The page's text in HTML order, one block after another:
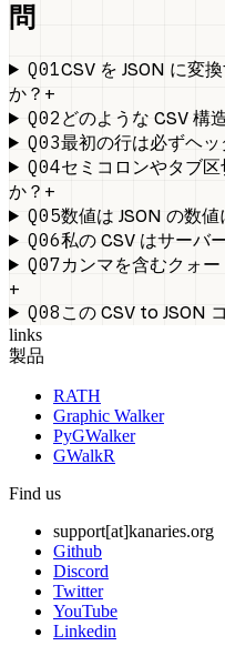
問
Q01CSV を JSON に変
か？ +
Q02 どのような CSV 構
Q03最初の行は必ずヘ
Q04セミコロンやタブ
か？ +
Q05数値は JSON の数
Q06私の CSV はサーバ
Q07カンマを含むクォ
+
Q08 この CSV to JSON
links
製品
RATH
Graphic Walker
PyGWalker
GWalkR
Find us
support[at]kanaries.org
Github
Discord
Twitter
YouTube
Linkedin